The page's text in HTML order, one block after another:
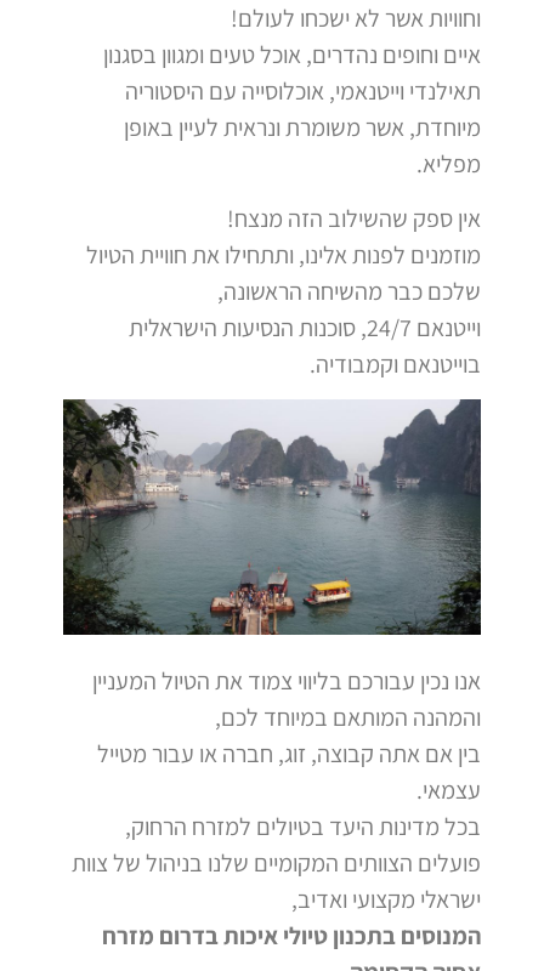
וחוויות אשר לא ישכחו לעולם!
איים וחופים נהדרים, אוכל טעים ומגוון בסגנון
תאילנדי וייטנאמי, אוכלוסייה עם היסטוריה
מיוחדת, אשר משומרת ונראית לעיין באופן
מפליא.
אין ספק שהשילוב הזה מנצח!
מוזמנים לפנות אלינו, ותתחילו את חוויית הטיול
שלכם כבר מהשיחה הראשונה,
וייטנאם 24/7, סוכנות הנסיעות הישראלית
בוייטנאם וקמבודיה.
אנו נכין עבורכם בליווי צמוד את הטיול המעניין
והמהנה המותאם במיוחד לכם,
בין אם אתה קבוצה, זוג, חברה או עבור מטייל
עצמאי.
בכל מדינות היעד בטיולים למזרח הרחוק,
פועלים הצוותים המקומיים שלנו בניהול של צוות
ישראלי מקצועי ואדיב,
המנוסים בתכנון טיולי איכות בדרום מזרח